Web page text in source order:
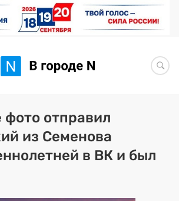
Новости
Статьи
Здоровье
фото отправил
из Семенова
в ВК и был